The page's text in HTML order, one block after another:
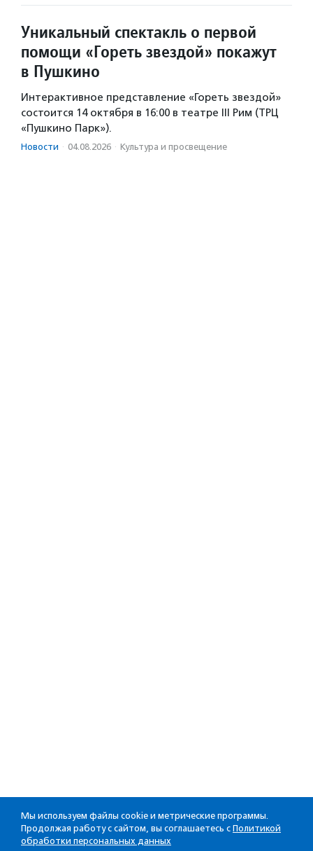
Уникальный спектакль о первой
помощи «Гореть звездой» покажут
в Пушкино
Интерактивное представление «Гореть звездой»
состоится 14 октября в 16:00 в театре III Рим (ТРЦ
«Пушкино Парк»).
Новости · 04.08.2026 · Культура и просвещение
Мы используем файлы cookie и метрические программы.
Продолжая работу с сайтом, вы соглашаетесь с Политикой
обработки персональных данных